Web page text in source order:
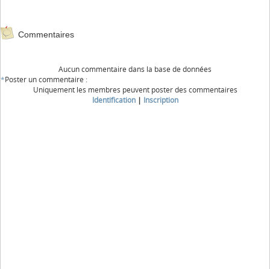
Commentaires
Aucun commentaire dans la base de données
*Poster un commentaire :
Uniquement les membres peuvent poster des commentaires
Identification| Inscription